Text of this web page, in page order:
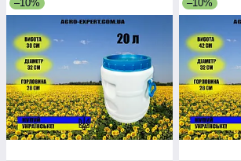
–10% –10%